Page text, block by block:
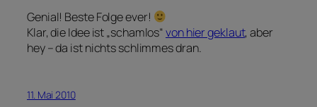
Genial! Beste Folge ever!
Klar, die Idee ist „schamlos“von hier geklaut, aber
hey – da ist nichts schlimmes dran.
11. Mai 2010